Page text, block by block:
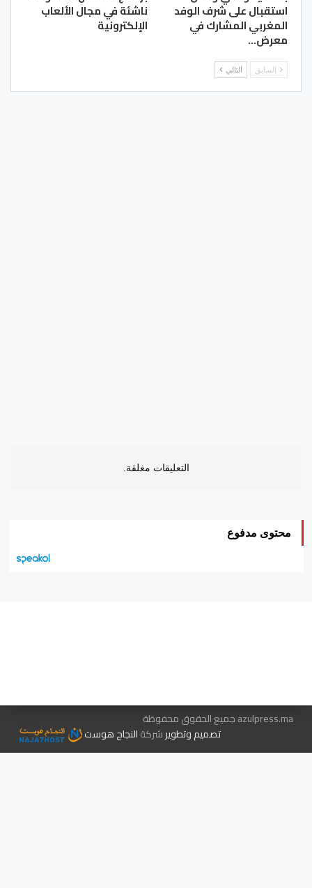
استقبال على شرف الوفد
المغربي المشارك في
معرض…
ناشئة في مجال الألعاب
الإلكترونية
السابق التالي
التعليقات مغلقة.
محتوى مدفوع
azulpress.ma جميع الحقوق محفوظة
تصميم وتطويرشركةالنجاح هوست